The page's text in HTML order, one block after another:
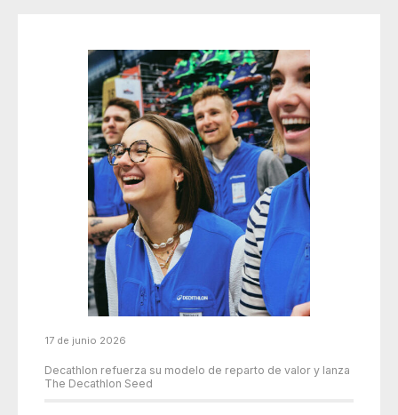
17 de junio 2026
Decathlon refuerza su modelo de reparto de valor y lanza
The Decathlon Seed